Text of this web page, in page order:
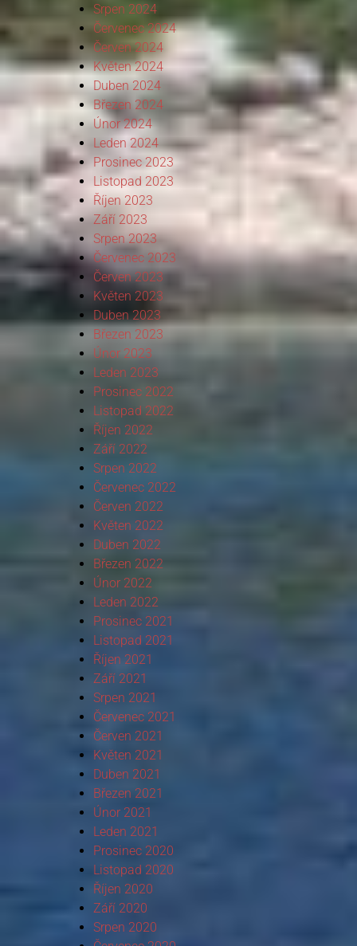
Srpen 2024
Červenec 2024
Červen 2024
Květen 2024
Duben 2024
Březen 2024
Únor 2024
Leden 2024
Prosinec 2023
Listopad 2023
Říjen 2023
Září 2023
Srpen 2023
Červenec 2023
Červen 2023
Květen 2023
Duben 2023
Březen 2023
Únor 2023
Leden 2023
Prosinec 2022
Listopad 2022
Říjen 2022
Září 2022
Srpen 2022
Červenec 2022
Červen 2022
Květen 2022
Duben 2022
Březen 2022
Únor 2022
Leden 2022
Prosinec 2021
Listopad 2021
Říjen 2021
Září 2021
Srpen 2021
Červenec 2021
Červen 2021
Květen 2021
Duben 2021
Březen 2021
Únor 2021
Leden 2021
Prosinec 2020
Listopad 2020
Říjen 2020
Září 2020
Srpen 2020